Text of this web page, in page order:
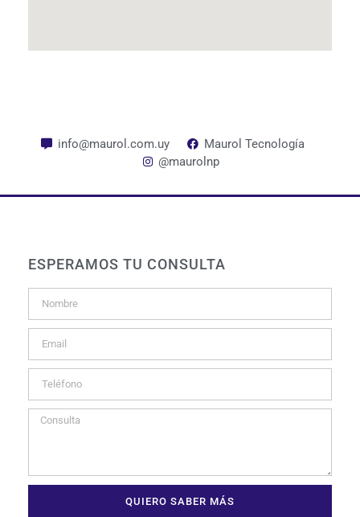
info@maurol.com.uy
Maurol Tecnología
@maurolnp
ESPERAMOS TU CONSULTA
QUIERO SABER MÁS